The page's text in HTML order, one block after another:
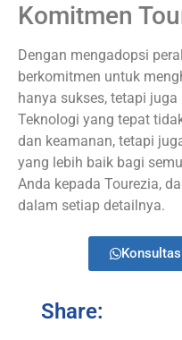
Komitmen
Dengan mengadopsi
berkomitmen untuk
hanya sukses, tetapi
Teknologi yang tepat
dan keamanan, tetapi
yang lebih baik bagi
Anda kepada Tourezia,
dalam setiap detailnya.
Share: